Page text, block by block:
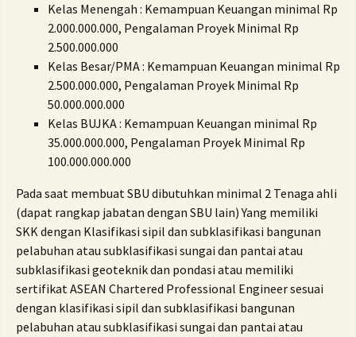
Kelas Menengah : Kemampuan Keuangan minimal Rp
2.000.000.000, Pengalaman Proyek Minimal Rp
2.500.000.000
Kelas Besar/PMA : Kemampuan Keuangan minimal Rp
2.500.000.000, Pengalaman Proyek Minimal Rp
50.000.000.000
Kelas BUJKA : Kemampuan Keuangan minimal Rp
35.000.000.000, Pengalaman Proyek Minimal Rp
100.000.000.000
Pada saat membuat SBU dibutuhkan minimal 2 Tenaga ahli
(dapat rangkap jabatan dengan SBU lain) Yang memiliki
SKK dengan Klasifikasi sipil dan subklasifikasi bangunan
pelabuhan atau subklasifikasi sungai dan pantai atau
subklasifikasi geoteknik dan pondasi atau memiliki
sertifikat ASEAN Chartered Professional Engineer sesuai
dengan klasifikasi sipil dan subklasifikasi bangunan
pelabuhan atau subklasifikasi sungai dan pantai atau